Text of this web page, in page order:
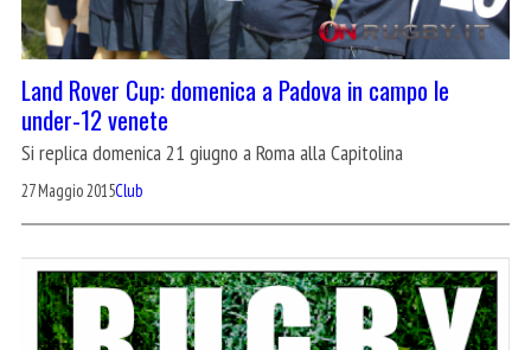
Land Rover Cup: domenica a Padova in campo le
under-12 venete
Si replica domenica 21 giugno a Roma alla Capitolina
27 Maggio 2015Club